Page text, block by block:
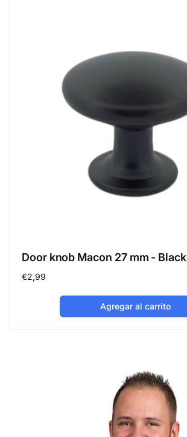
Door knob Macon 27 mm - Black
Precio
€2,99
Agregar al carrito